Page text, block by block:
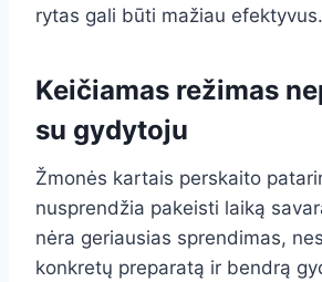
rytas gali būti mažiau efektyvus.
Keičiamas režimas
su gydytoju
Žmonės kartais perskaito
nusprendžia pakeisti laiką
nėra geriausias sprendimas,
konkretų preparatą ir bendrą